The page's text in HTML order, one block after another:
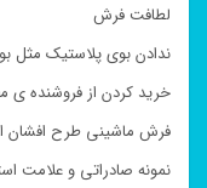
لطافت فرش
ندادن بوی پلاستیک مثل
خرید کردن از فروشنده ی
نمونه صادراتی و علامت